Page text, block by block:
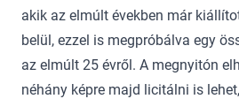
akik az elmúlt években már
belül, ezzel is megpróbálva egy
az elmúlt 25 évről. A megnyitón
néhány képre majd licitálni is